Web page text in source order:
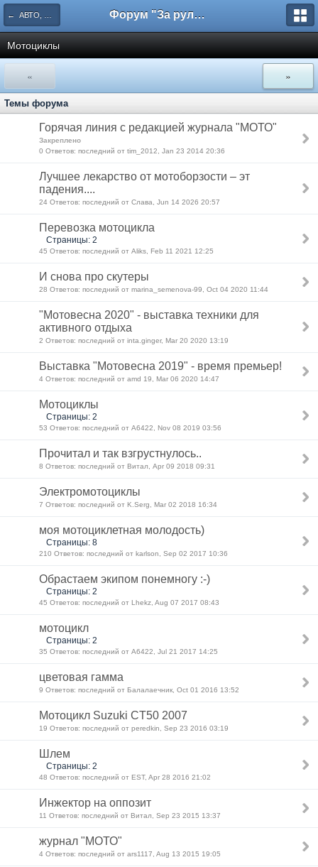
← АВТО, МОТО И ТЕХНИКА Форум "За рулем"
Мотоциклы
« »
Темы форума
Горячая линия с редакцией журнала "МОТО"
Закреплено
0 Ответов: последний от tim_2012, Jan 23 2014 20:36
Лучшее лекарство от мотоборзости – эт
падения....
24 Ответов: последний от Слaва, Jun 14 2026 20:57
Перевозка мотоцикла
Страницы: 2
45 Ответов: последний от Aliks, Feb 11 2021 12:25
И снова про скутеры
28 Ответов: последний от marina_semenova-99, Oct 04 2020 11:44
"Мотовесна 2020" - выставка техники для
активного отдыха
2 Ответов: последний от inta.ginger, Mar 20 2020 13:19
Выставка "Мотовесна 2019" - время премьер!
4 Ответов: последний от amd 19, Mar 06 2020 14:47
Мотоциклы
Страницы: 2
53 Ответов: последний от А6422, Nov 08 2019 03:56
Прочитал и так взгрустнулось..
8 Ответов: последний от Витал, Apr 09 2018 09:31
Электромотоциклы
7 Ответов: последний от K.Serg, Mar 02 2018 16:34
моя мотоциклетная молодость)
Страницы: 8
210 Ответов: последний от karlson, Sep 02 2017 10:36
Обрастаем экипом понемногу :-)
Страницы: 2
45 Ответов: последний от Lhekz, Aug 07 2017 08:43
мотоцикл
Страницы: 2
35 Ответов: последний от А6422, Jul 21 2017 14:25
цветовая гамма
9 Ответов: последний от Балалаечник, Oct 01 2016 13:52
Мотоцикл Suzuki CT50 2007
19 Ответов: последний от peredkin, Sep 23 2016 03:19
Шлем
Страницы: 2
48 Ответов: последний от EST, Apr 28 2016 21:02
Инжектор на оппозит
11 Ответов: последний от Витал, Sep 23 2015 13:37
журнал "МОТО"
4 Ответов: последний от ars1117, Aug 13 2015 19:05